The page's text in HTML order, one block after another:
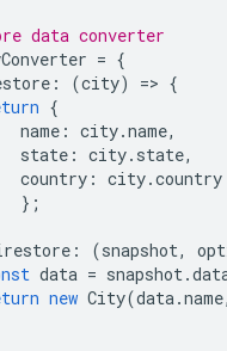
data converter
= {
: (city) => {
{
name : city.name,
state : city. state,
country : city.country
};
: (snapshot,
data = snapshot.
new City(data.name,